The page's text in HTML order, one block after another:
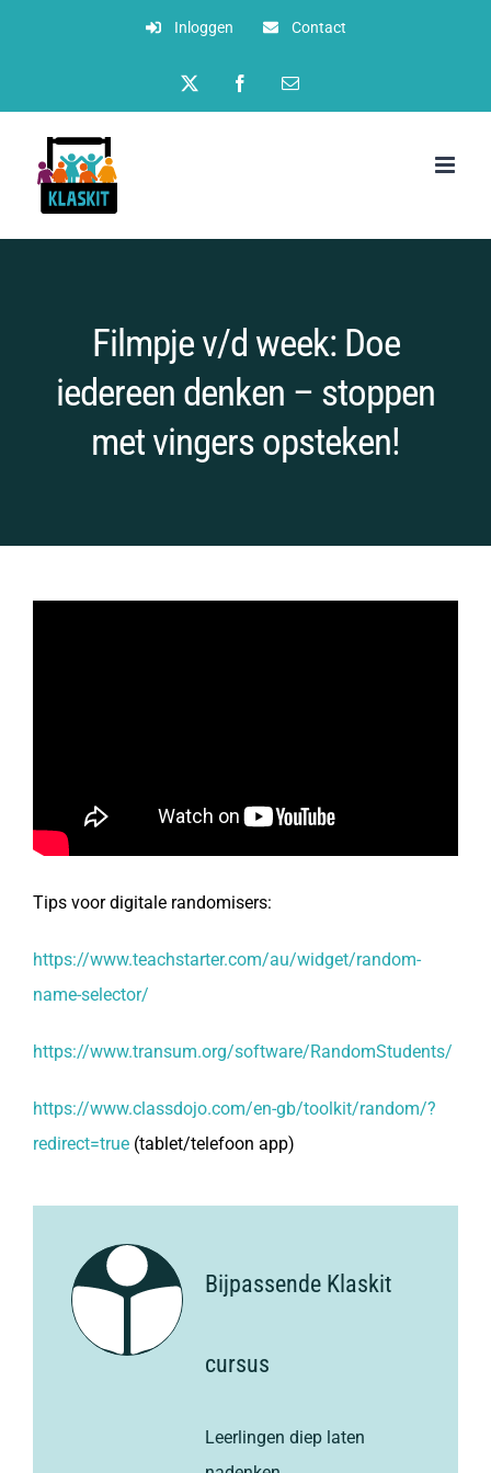
Inloggen Contact
Twitter Facebook
E-
Filmpje v/d week: Doe
iedereen denken – stoppen
met vingers opsteken!
Tips voor digitale randomisers:
https://www.teachstarter.com/au/widget/random-
name-selector/
https://www.transum.org/software/RandomStudents/
https://www.classdojo.com/en-gb/toolkit/random/?
redirect=true (tablet/telefoon app)
Bijpassende Klaskit
cursus
Leerlingen diep laten